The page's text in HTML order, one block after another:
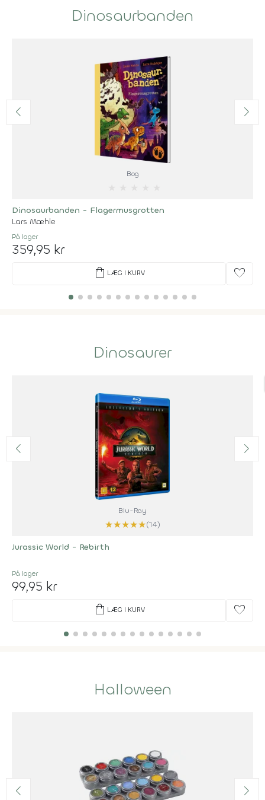
Dinosaurbanden
Bog
Dinosaurbanden - Flagermusgrotten
Lars Mæhle
På lager
359,95 kr
shopping_bag LÆG I KURV favorite
Dinosaurer
Blu-Ray
★★★★★(14)
Jurassic World - Rebirth
På lager
99,95 kr
shopping_bag LÆG I KURV favorite
Halloween